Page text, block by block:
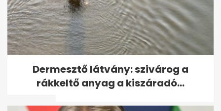
Tusványoson úgy látják,
Orbánnak nem kell
változtatnia - A hét...
Dermesztő látvány: szivárog a
rákkeltő anyag a kiszáradó...